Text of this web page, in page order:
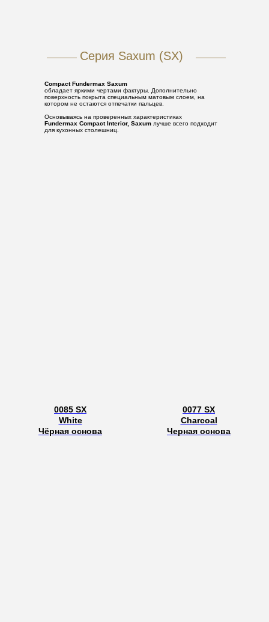
Серия Saxum (SX)
Compact Fundermax Saxum
обладает яркими чертами фактуры. Дополнительно
поверхность покрыта специальным матовым слоем, на
котором не остаются отпечатки пальцев.
Основываясь на проверенных характеристиках
Fundermax Compact Interior, Saxum лучше всего подходит
для кухонных столешниц.
0085 SX
White
Чёрная основа
0077 SX
Charcoal
Черная основа